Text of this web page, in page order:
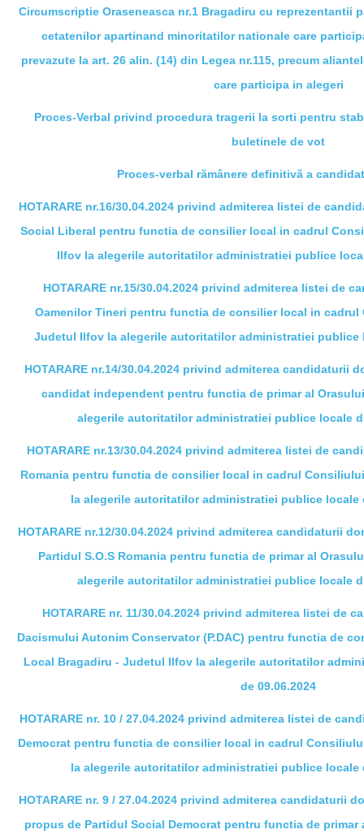
Circumscriptie Oraseneasca nr.1 Bragadiru cu reprezentantii
cetatenilor apartinand minoritatilor nationale care
prevazute la art. 26 alin. (14) din Legea nr.115, precum
care participa in alegeri
Proces-Verbal privind procedura tragerii la sorti pentru
buletinele de vot
Proces-verbal rămânere definitivă a
HOTARARE nr.16/30.04.2024 privind admiterea listei de
Social Liberal pentru functia de consilier local in cadrul
Ilfov la alegerile autoritatilor administratiei publice
HOTARARE nr.15/30.04.2024 privind admiterea listei de
Oamenilor Tineri pentru functia de consilier local in
Judetul Ilfov la alegerile autoritatilor administratiei publice
HOTARARE nr.14/30.04.2024 privind admiterea candidaturii
candidat independent pentru functia de primar al
alegerile autoritatilor administratiei publice locale
HOTARARE nr.13/30.04.2024 privind admiterea listei de
Romania pentru functia de consilier local in cadrul
la alegerile autoritatilor administratiei publice locale
HOTARARE nr.12/30.04.2024 privind admiterea candidaturii
Partidul S.O.S Romania pentru functia de primar al
alegerile autoritatilor administratiei publice locale
HOTARARE nr. 11/30.04.2024 privind admiterea listei de
Dacismului Autonim Conservator (P.DAC) pentru functia de
Local Bragadiru - Judetul Ilfov la alegerile autoritatilor
de 09.06.2024
HOTARARE nr. 10 / 27.04.2024 privind admiterea listei de
Democrat pentru functia de consilier local in cadrul
la alegerile autoritatilor administratiei publice locale
HOTARARE nr. 9 / 27.04.2024 privind admiterea candidaturii
propus de Partidul Social Democrat pentru functia de primar